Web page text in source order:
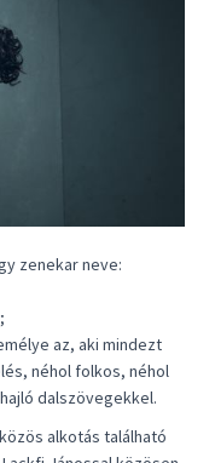
zenekar neve:
az, aki mindezt
néhol folkos, néhol
dalszövegekkel.
alkotás található